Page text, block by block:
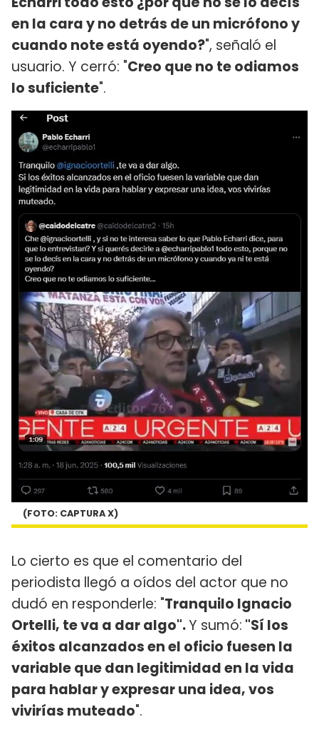
en la cara y no detrás de un micrófono y
cuando note está oyendo?", señaló el
usuario. Y cerró: "Creo que no te odiamos
lo suficiente".
(FOTO: CAPTURA X)
Lo cierto es que el comentario del
periodista llegó a oídos del actor que no
dudó en responderle: "Tranquilo Ignacio
Ortelli, te va a dar algo".Y sumó: "Sí los
éxitos alcanzados en el oficio fuesen la
variable que dan legitimidad en la vida
para hablar y expresar una idea, vos
vivirías muteado".